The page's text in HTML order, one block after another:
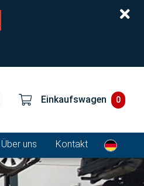
Einkaufswagen 0
Über uns Kontakt